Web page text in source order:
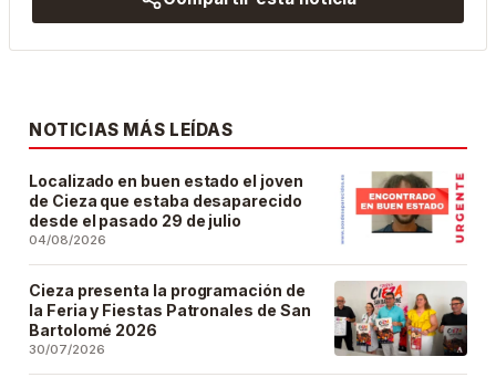
NOTICIAS MÁS LEÍDAS
Localizado en buen estado el joven
de Cieza que estaba desaparecido
desde el pasado 29 de julio
04/08/2026
Cieza presenta la programación de
la Feria y Fiestas Patronales de San
Bartolomé 2026
30/07/2026